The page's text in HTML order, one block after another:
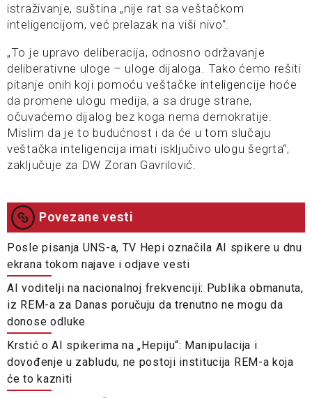
istraživanje, suština „nije rat sa veštačkom
inteligencijom, već prelazak na viši nivo“.
„To je upravo deliberacija, odnosno održavanje
deliberativne uloge – uloge dijaloga. Tako ćemo rešiti
pitanje onih koji pomoću veštačke inteligencije hoće
da promene ulogu medija, a sa druge strane,
očuvaćemo dijalog bez koga nema demokratije.
Mislim da je to budućnost i da će u tom slučaju
veštačka inteligencija imati isključivo ulogu šegrta“,
zaključuje za DW Zoran Gavrilović.
Povezane vesti
Posle pisanja UNS-a, TV Hepi označila AI spikere u dnu
ekrana tokom najave i odjave vesti
AI voditelji na nacionalnoj frekvenciji: Publika obmanuta,
iz REM-a za Danas poručuju da trenutno ne mogu da
donose odluke
Krstić o AI spikerima na „Hepiju“: Manipulacija i
dovođenje u zabludu, ne postoji institucija REM-a koja
će to kazniti